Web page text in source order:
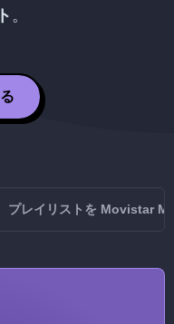
。
プレイリストを Movistar